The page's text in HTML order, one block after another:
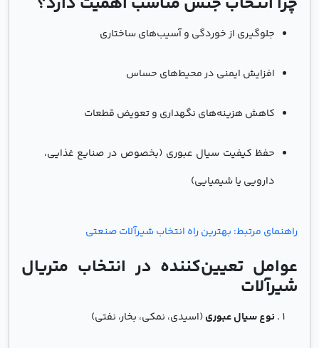
جلوگیری از خوردگی و آسیب‌های ساختاری
افزایش ایمنی در محیط‌های حساس
کاهش هزینه‌های نگهداری و تعویض قطعات
حفظ کیفیت سیال عبوری (بخصوص در صنایع غذایی،
دارویی یا شیمیایی)
راهنمای مرتبط: بهترین راه انتخاب شیرآلات صنعتی
عوامل تعیین‌کننده در انتخاب متریال
شیرآلات
نوع سیال عبوری(اسیدی، نمکی، بخار، نفتی)